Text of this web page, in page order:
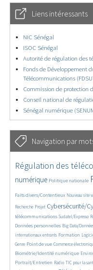
Liens intéressants
NIC Sénégal
ISOC Sénégal
Autorité de régulation des
Fonds de Développement
Télécommunications
Commission de protection
Conseil national de
Sénégal numérique
Navigation par
4857/5831
Régulation des
357/5831
3855/5831
numérique
1914/5831 Politique nationale
5400/5831
688/5831
2499/5831
1617/5831
Faits divers/Contentieux Nouveau site
Recherche
262/5831Projet
3627/5831 Cybersécurité/
2334/5831
1668/5831
télécommunications
298/5831 Sudatel/Expresso
1043/5831
1579/5831
1105/5831
1712/5831
Données personnelles
142/5831 Big Data/
624/5831
382/5831
673/5831
internationaux entrants
1786/5831 Formation
103/5831
2682/5831
1147/5831
182/5831
602/5831
Genre
1909/5831Point de vue
1079/5831 Commerce
1680/5831
337/5831
130/5831
209/5831
1261/5831
Biométrie/Identité numérique
384/5831
355/5831
389/5831
1915/5831
Portrait/Entretien
153/5831 Radio
863/5831 TIC pour la
293/5831
58/5831
1201/5831